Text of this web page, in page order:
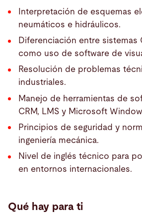
Interpretación de esquemas
neumáticos e hidráulicos.
Diferenciación entre sistemas
como uso de software de
Resolución de problemas
industriales.
Manejo de herramientas de
CRM, LMS y Microsoft
Principios de seguridad y
ingeniería mecánica.
Nivel de inglés técnico para
en entornos internacionales.
Qué hay para ti